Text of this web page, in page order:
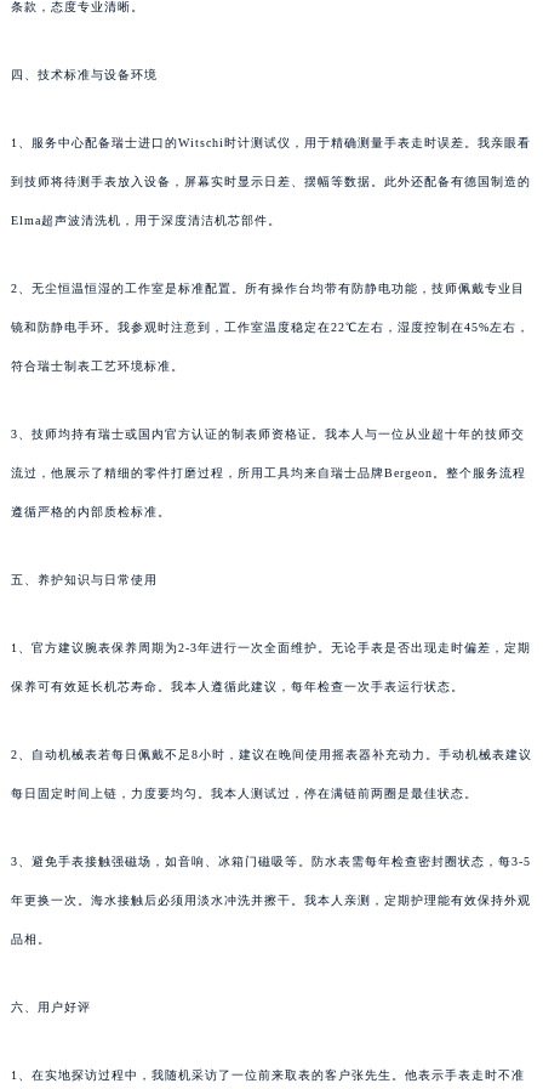
条款，态度专业清晰。
四、技术标准与设备环境
1、服务中心配备瑞士进口的Witschi时计测试仪，用于精确测量手表走时误差。我亲眼看
到技师将待测手表放入设备，屏幕实时显示日差、摆幅等数据。此外还配备有德国制造的
Elma超声波清洗机，用于深度清洁机芯部件。
2、无尘恒温恒湿的工作室是标准配置。所有操作台均带有防静电功能，技师佩戴专业目
镜和防静电手环。我参观时注意到，工作室温度稳定在22℃左右，湿度控制在45%左右，
符合瑞士制表工艺环境标准。
3、技师均持有瑞士或国内官方认证的制表师资格证。我本人与一位从业超十年的技师交
流过，他展示了精细的零件打磨过程，所用工具均来自瑞士品牌Bergeon。整个服务流程
遵循严格的内部质检标准。
五、养护知识与日常使用
1、官方建议腕表保养周期为2-3年进行一次全面维护。无论手表是否出现走时偏差，定期
保养可有效延长机芯寿命。我本人遵循此建议，每年检查一次手表运行状态。
2、自动机械表若每日佩戴不足8小时，建议在晚间使用摇表器补充动力。手动机械表建议
每日固定时间上链，力度要均匀。我本人测试过，停在满链前两圈是最佳状态。
3、避免手表接触强磁场，如音响、冰箱门磁吸等。防水表需每年检查密封圈状态，每3-5
年更换一次。海水接触后必须用淡水冲洗并擦干。我本人亲测，定期护理能有效保持外观
品相。
六、用户好评
1、在实地探访过程中，我随机采访了一位前来取表的客户张先生。他表示手表走时不准